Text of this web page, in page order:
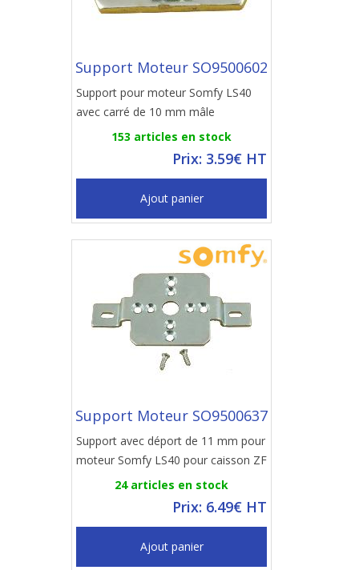
Support Moteur SO9500602
Support pour moteur Somfy LS40
avec carré de 10 mm mâle
153 articles en stock
Prix: 3.59€ HT
Ajout panier
Support Moteur SO9500637
Support avec déport de 11 mm pour
moteur Somfy LS40 pour caisson ZF
24 articles en stock
Prix: 6.49€ HT
Ajout panier